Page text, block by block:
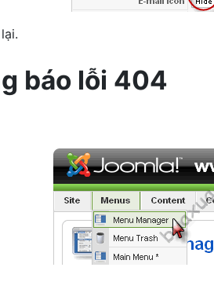
báo lỗi 404